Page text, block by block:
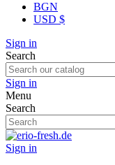
BGN
USD $
Sign in
Search
Sign in
Menu
Search
Sign in